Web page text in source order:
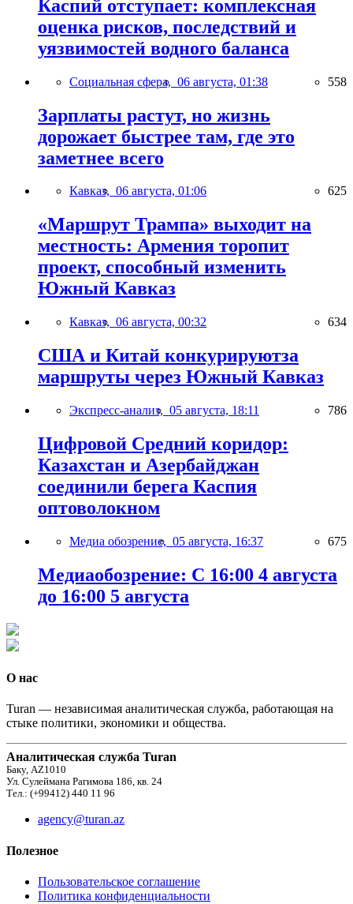
Каспий отступает: комплексная
оценка рисков, последствий и
уязвимостей водного баланса
Социальная сфера, 06 августа, 01:38 558
Зарплаты растут, но жизнь
дорожает быстрее там, где это
заметнее всего
Кавказ, 06 августа, 01:06 625
«Маршрут Трампа» выходит на
местность: Армения торопит
проект, способный изменить
Южный Кавказ
Кавказ, 06 августа, 00:32 634
США и Китай конкурируютза
маршруты через Южный Кавказ
Экспресс-анализ, 05 августа, 18:11 786
Цифровой Средний коридор:
Казахстан и Азербайджан
соединили берега Каспия
оптоволокном
Медиа обозрение, 05 августа, 16:37 675
Медиаобозрение: С 16:00 4 августа
до 16:00 5 августа
О нас
Turan — независимая аналитическая служба, работающая на
стыке политики, экономики и общества.
Аналитическая служба Turan
Баку, AZ1010
Ул. Сулеймана Рагимова 186, кв. 24
Тел.: (+99412) 440 11 96
agency@turan.az
Полезное
Пользовательское соглашение
Политика конфиденциальности